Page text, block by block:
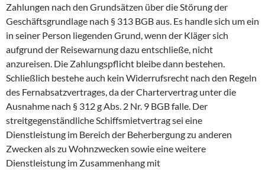
Zahlungen nach den Grundsätzen über die Störung der
Geschäftsgrundlage nach § 313 BGB aus. Es handle sich um ein
in seiner Person liegenden Grund, wenn der Kläger sich
aufgrund der Reisewarnung dazu entschließe, nicht
anzureisen. Die Zahlungspflicht bleibe dann bestehen.
Schließlich bestehe auch kein Widerrufsrecht nach den Regeln
des Fernabsatzvertrages, da der Chartervertrag unter die
Ausnahme nach § 312 g Abs. 2 Nr. 9 BGB falle. Der
streitgegenständliche Schiffsmietvertrag sei eine
Dienstleistung im Bereich der Beherbergung zu anderen
Zwecken als zu Wohnzwecken sowie eine weitere
Dienstleistung im Zusammenhang mit